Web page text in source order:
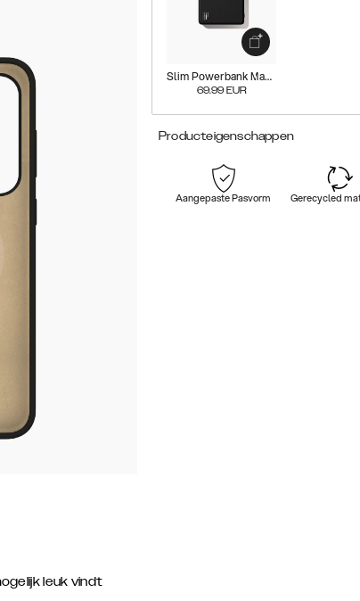
Slim Powerbank Magsafe
69.99 EUR
Producteigenschappen
Aangepaste Pasvorm Gerecycled
leuk vindt